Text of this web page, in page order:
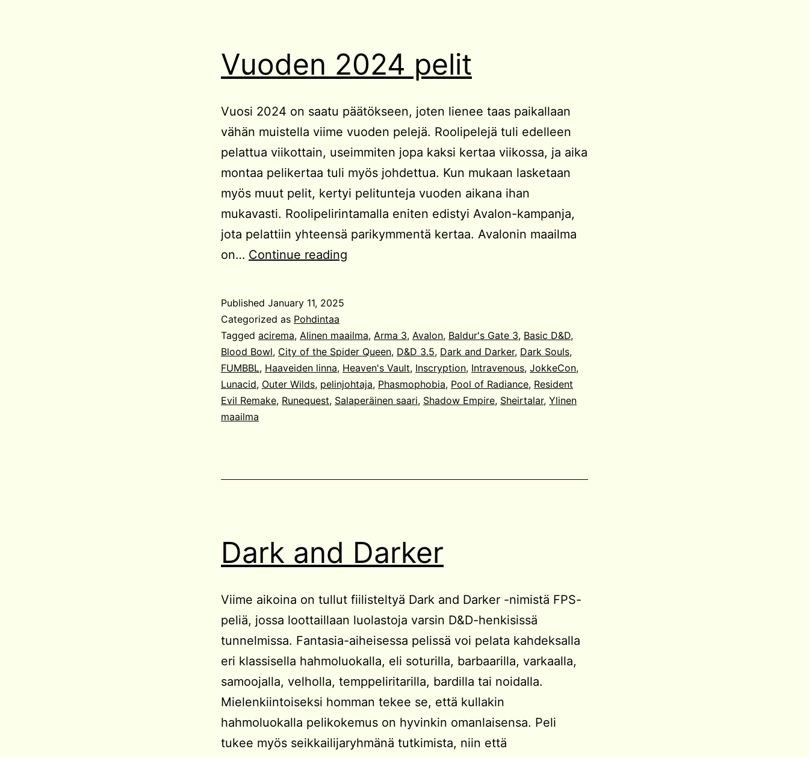
Vuoden 2024 pelit
Vuosi 2024 on saatu päätökseen, joten lienee taas paikallaan
vähän muistella viime vuoden pelejä. Roolipelejä tuli edelleen
pelattua viikottain, useimmiten jopa kaksi kertaa viikossa, ja aika
montaa pelikertaa tuli myös johdettua. Kun mukaan lasketaan
myös muut pelit, kertyi pelitunteja vuoden aikana ihan
mukavasti. Roolipelirintamalla eniten edistyi Avalon-kampanja,
jota pelattiin yhteensä parikymmentä kertaa. Avalonin maailma
on… Continue reading
Published January 11, 2025
Categorized as Pohdintaa
Tagged acirema, Alinen maailma, Arma 3, Avalon, Baldur's Gate 3, Basic D&D,
Blood Bowl, City of the Spider Queen, D&D 3.5, Dark and Darker, Dark Souls,
FUMBBL, Haaveiden linna, Heaven's Vault, Inscryption, Intravenous, JokkeCon,
Lunacid, Outer Wilds, pelinjohtaja, Phasmophobia, Pool of Radiance, Resident
Evil Remake, Runequest, Salaperäinen saari, Shadow Empire, Sheirtalar, Ylinen
maailma
Dark and Darker
Viime aikoina on tullut fiilisteltyä Dark and Darker -nimistä FPS-
peliä, jossa loottaillaan luolastoja varsin D&D-henkisissä
tunnelmissa. Fantasia-aiheisessa pelissä voi pelata kahdeksalla
eri klassisella hahmoluokalla, eli soturilla, barbaarilla, varkaalla,
samoojalla, velholla, temppeliritarilla, bardilla tai noidalla.
Mielenkiintoiseksi homman tekee se, että kullakin
hahmoluokalla pelikokemus on hyvinkin omanlaisensa. Peli
tukee myös seikkailijaryhmänä tutkimista, niin että